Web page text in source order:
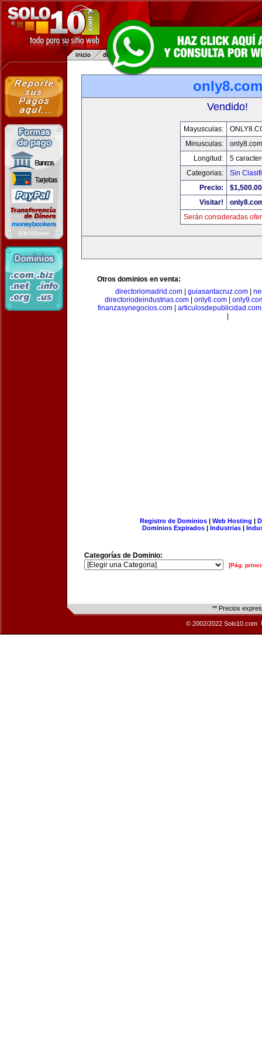
only8.com
Vendido!
Mayusculas:
Minusculas:
only8.com
Longitud:
5
Categorias:
Sin
Precio:
$1,500.00
Visitar!
Serán consideradas
Otros dominios en venta:
directoriomadrid.com| guiasantacruz.com|
directoriodeindustrias.com| only6.com|
finanzasynegocios.com| articulosdepublicidad.com
Registro de Dominios| Web Hosting |
Dominios Expirados | Industrias |
Categorías de Dominio:
[Pág.
** Precios
© 2002/2022 Solo10.com